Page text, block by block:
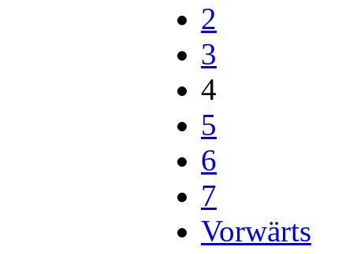
2
3
4
5
6
7
Vorwärts